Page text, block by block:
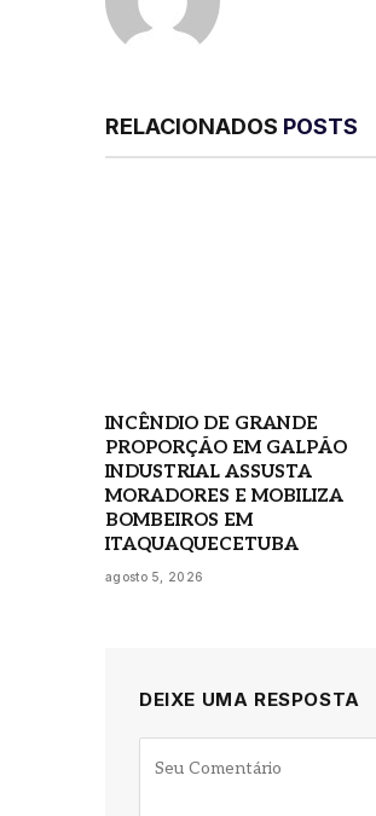
RELACIONADOS POSTS
INCÊNDIO DE GRANDE
PROPORÇÃO EM GALPÃO
INDUSTRIAL ASSUSTA
MORADORES E MOBILIZA
BOMBEIROS EM
ITAQUAQUECETUBA
agosto 5, 2026
DEIXE UMA RESPOSTA